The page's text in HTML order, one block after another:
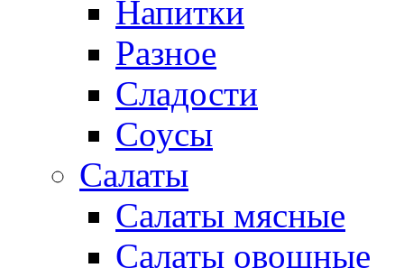
Напитки
Разное
Сладости
Соусы
Салаты
Салаты мясные
Салаты овощные